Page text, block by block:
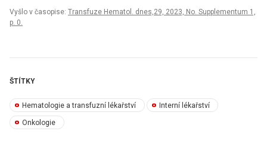
Vyšlo v časopise: Transfuze Hematol. dnes,29, 2023, No. Supplementum 1,
p. 0.
ŠTÍTKY
Hematologie a transfuzní lékařství Interní lékařství
Onkologie